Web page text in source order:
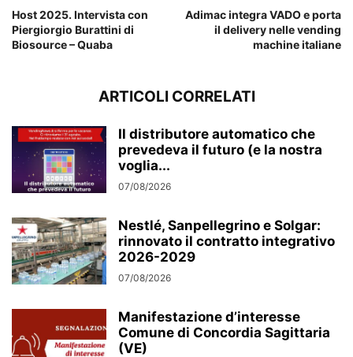
Host 2025. Intervista con
Piergiorgio Burattini di
Biosource – Quaba
Adimac integra VADO e porta
il delivery nelle vending
machine italiane
ARTICOLI CORRELATI
Il distributore automatico che
prevedeva il futuro (e la nostra
voglia...
07/08/2026
Nestlé, Sanpellegrino e Solgar:
rinnovato il contratto integrativo
2026-2029
07/08/2026
Manifestazione d’interesse
Comune di Concordia Sagittaria
(VE)